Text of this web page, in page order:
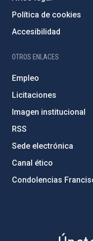
Política de cookies
Accesibilidad
OTROS ENLACES
Empleo
Licitaciones
Imagen institucional
RSS
Sede electrónica
Canal ético
Condolencias